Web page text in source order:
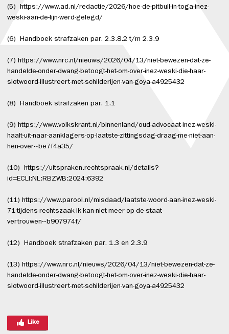
(5) https://www.ad.nl/redactie/2026/hoe-de-pitbull-in-toga-inez-
weski-aan-de-lijn-werd-gelegd/
(6) Handboek strafzaken par. 2.3.8.2 t/m 2.3.9
(7) https://www.nrc.nl/nieuws/2026/04/13/niet-bewezen-dat-ze-
handelde-onder-dwang-betoogt-het-om-over-inez-weski-die-haar-
slotwoord-illustreert-met-schilderijen-van-goya-a4925432
(8) Handboek strafzaken par. 1.1
(9) https://www.volkskrant.nl/binnenland/oud-advocaat-inez-weski-
haalt-uit-naar-aanklagers-op-laatste-zittingsdag-draag-me-niet-aan-
hen-over~be7f4a35/
(10) https://uitspraken.rechtspraak.nl/details?
id=ECLI:NL:RBZWB:2024:6392
(11) https://www.parool.nl/misdaad/laatste-woord-aan-inez-weski-
71-tijdens-rechtszaak-ik-kan-niet-meer-op-de-staat-
vertrouwen~b907974f/
(12) Handboek strafzaken par. 1.3 en 2.3.9
(13) https://www.nrc.nl/nieuws/2026/04/13/niet-bewezen-dat-ze-
handelde-onder-dwang-betoogt-het-om-over-inez-weski-die-haar-
slotwoord-illustreert-met-schilderijen-van-goya-a4925432
Like